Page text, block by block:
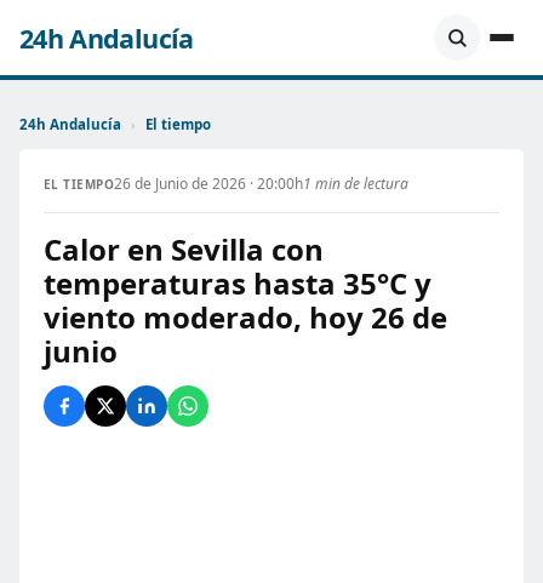
24h Andalucía
24h Andalucía › El tiempo
EL TIEMPO26 de Junio de 2026 · 20:00h1 min de lectura
Calor en Sevilla con
temperaturas hasta 35°C y
viento moderado, hoy 26 de
junio